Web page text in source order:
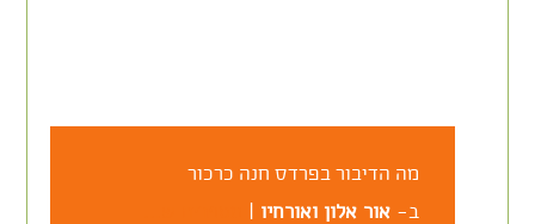
מה הדיבור בפרדס חנה כרכור
ב-אור אלון ואורחיו |